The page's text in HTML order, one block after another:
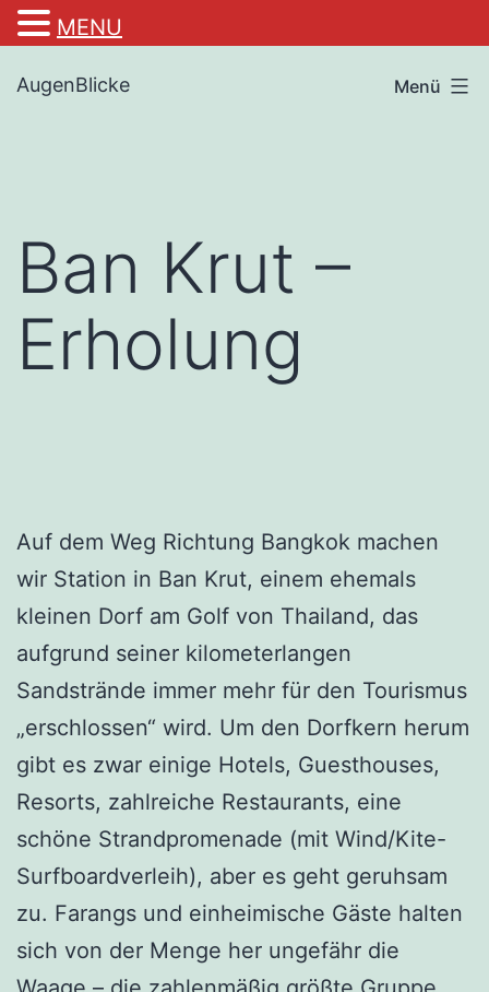
Inhalt
AugenBlicke Menü
Ban Krut –
Erholung
Auf dem Weg Richtung Bangkok machen
wir Station in Ban Krut, einem ehemals
kleinen Dorf am Golf von Thailand, das
aufgrund seiner kilometerlangen
Sandstrände immer mehr für den Tourismus
„erschlossen“ wird. Um den Dorfkern herum
gibt es zwar einige Hotels, Guesthouses,
Resorts, zahlreiche Restaurants, eine
schöne Strandpromenade (mit Wind/Kite-
Surfboardverleih), aber es geht geruhsam
zu. Farangs und einheimische Gäste halten
sich von der Menge her ungefähr die
MENU